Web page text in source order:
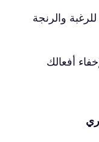
والرنجة
أفعالك